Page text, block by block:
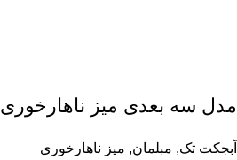
مدل سه بعدی میز ناهارخوری 0111
آبجکت تک, مبلمان, میز ناهارخوری